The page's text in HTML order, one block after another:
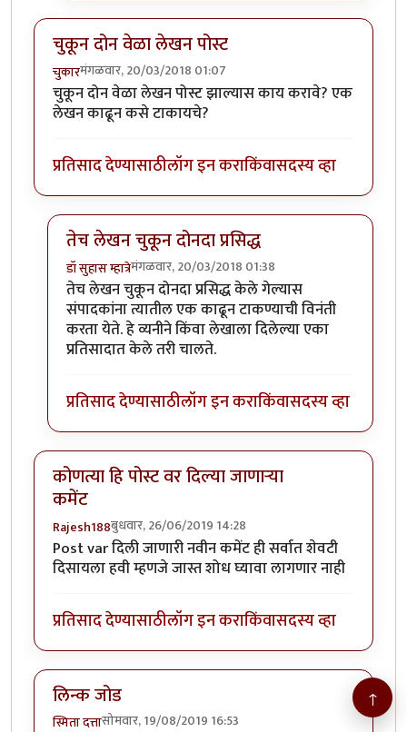
चुकून दोन वेळा लेखन पोस्ट
चुकारमंगळवार, 20/03/2018 01:07
चुकून दोन वेळा लेखन पोस्ट झाल्यास काय करावे? एक
लेखन काढून कसे टाकायचे?
प्रतिसाद देण्यासाठीलॉग इन कराकिंवासदस्य व्हा
तेच लेखन चुकून दोनदा प्रसिद्ध
डॉ सुहास म्हात्रेमंगळवार, 20/03/2018 01:38
In reply toचुकून दोन वेळा लेखन पोस्टby
तेच लेखन चुकून दोनदा प्रसिद्ध केले गेल्यास
संपादकांना त्यातील एक काढून टाकण्याची विनंती
करता येते. हे व्यनीने किंवा लेखाला दिलेल्या एका
प्रतिसादात केले तरी चालते.
प्रतिसाद देण्यासाठीलॉग इन कराकिंवासदस्य व्हा
कोणत्या हि पोस्ट वर दिल्या जाणाऱ्या
कमेंट
Rajesh188बुधवार, 26/06/2019 14:28
Post var दिली जाणारी नवीन कमेंट ही सर्वात शेवटी
दिसायला हवी म्हणजे जास्त शोध घ्यावा लागणार नाही
प्रतिसाद देण्यासाठीलॉग इन कराकिंवासदस्य व्हा
लिन्क जोड
स्मिता दत्तासोमवार, 19/08/2019 16:53
↑